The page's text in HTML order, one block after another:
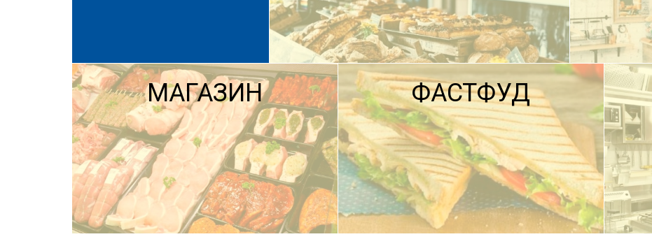
ПОДРОБНЕЕ
МАГАЗИН ФАСТФУД